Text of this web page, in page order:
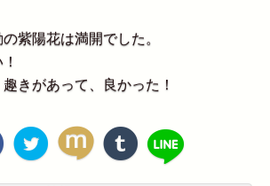
紫陽花は満開でした。
きがあって、良かった！